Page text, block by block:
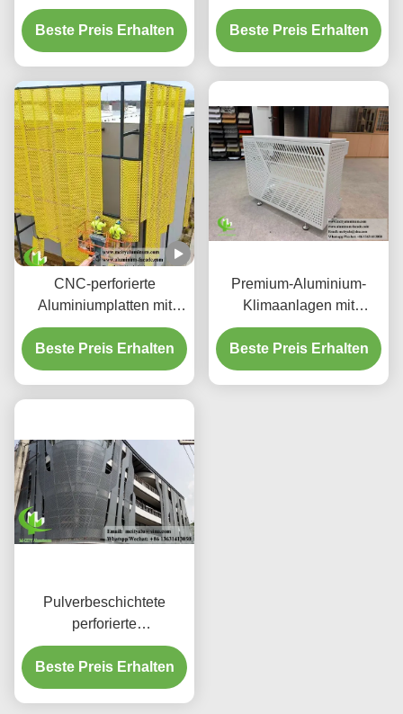
aus Aluminium und
Bildschirmplatten
Beste Preis Erhalten
hinterleuchtetes
Aluminium-
Deckensystem mit
Laser-geschnittenen
Mustern
Beste Preis Erhalten
CNC-perforierte
Aluminiumplatten mit
3003 H14/H24-Legierung
und PVDF-Beschichtung
für Fassaden
Beste Preis Erhalten
Premium-Aluminium-
Klimaanlagen mit
dekorativen
Schutzschirmen
Beste Preis Erhalten
Pulverbeschichtete
perforierte
Aluminiumplatte mit
benutzerdefinierten RAL-
Farben und
Beste Preis Erhalten